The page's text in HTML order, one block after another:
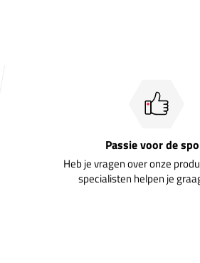
Passie voor de
Heb je vragen over onze
specialisten helpen je